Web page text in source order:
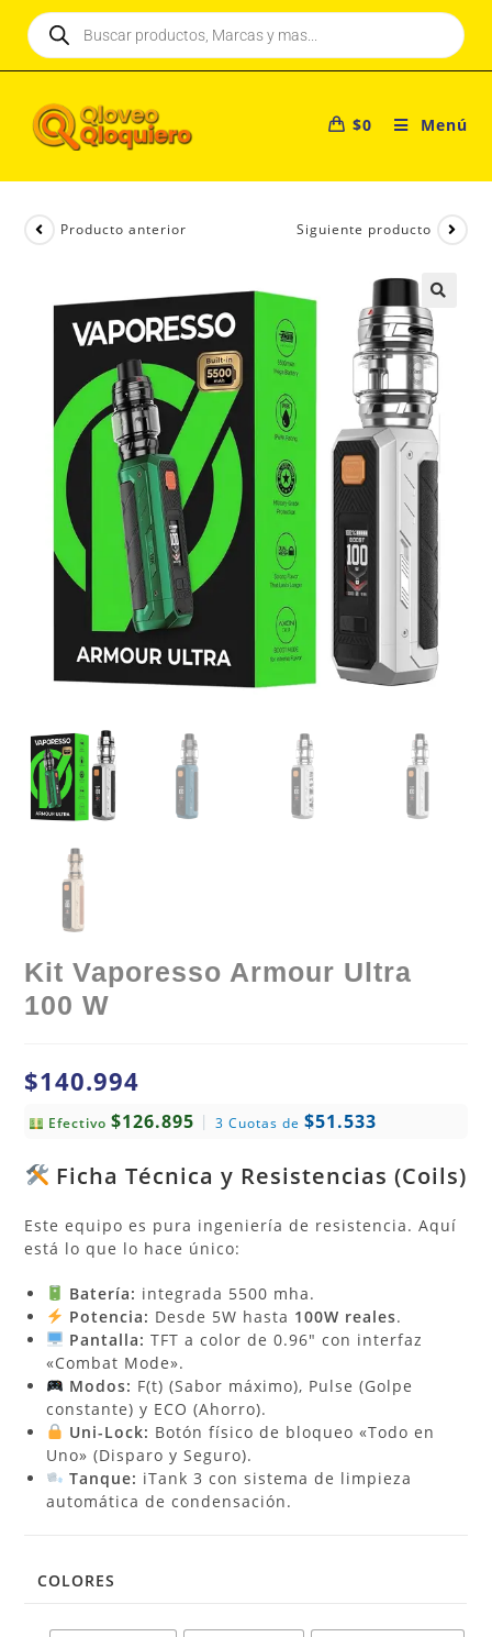
$0 Menú
Producto anterior Siguiente producto
Kit Vaporesso Armour Ultra
100 W
$140.994
Efectivo$126.895 | 3 Cuotas de$51.533
Ficha Técnica y Resistencias (Coils)
Este equipo es pura ingeniería de resistencia. Aquí
está lo que lo hace único:
Batería: integrada 5500 mha.
Potencia: Desde 5W hasta 100W reales.
Pantalla: TFT a color de 0.96″ con interfaz
«Combat Mode».
Modos: F(t) (Sabor máximo), Pulse (Golpe
constante) y ECO (Ahorro).
Uni-Lock: Botón físico de bloqueo «Todo en
Uno» (Disparo y Seguro).
Tanque: iTank 3 con sistema de limpieza
automática de condensación.
COLORES